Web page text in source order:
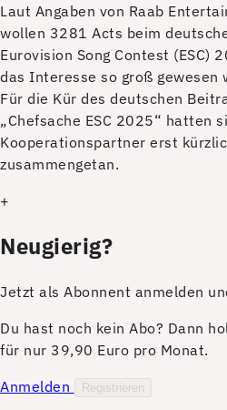
Laut Angaben von Raab
wollen 3281 Acts beim
Eurovision Song Contest (ESC)
das Interesse so groß
Für die Kür des deutschen
„Chefsache ESC 2025“ hatten
Kooperationspartner erst
zusammengetan.
+
Neugierig?
Jetzt als Abonnent anmelden
Du hast noch kein Abo? Dann
für nur 39,90 Euro pro Monat.
Anmelden
Registrieren